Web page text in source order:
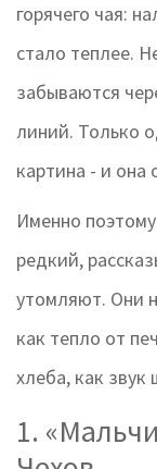
горячего чая:
стало теплее.
забываются
линий. Только
картина - и она
Именно
редкий,
утомляют. Они
как тепло от
хлеба, как звук
1.